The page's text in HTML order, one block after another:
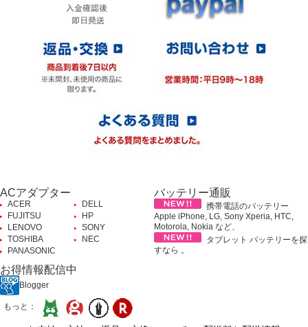
ACアダプター
ACER
DELL
FUJITSU
HP
LENOVO
SONY
TOSHIBA
NEC
PANASONIC
バッテリー通販
携帯電話のバッテリー
Apple iPhone, LG, Sony Xperia, HTC,
Motorola, Nokia など、
タブレット バッテリーを探
すなら 。
お得情報配信中
Blogger
もっと：